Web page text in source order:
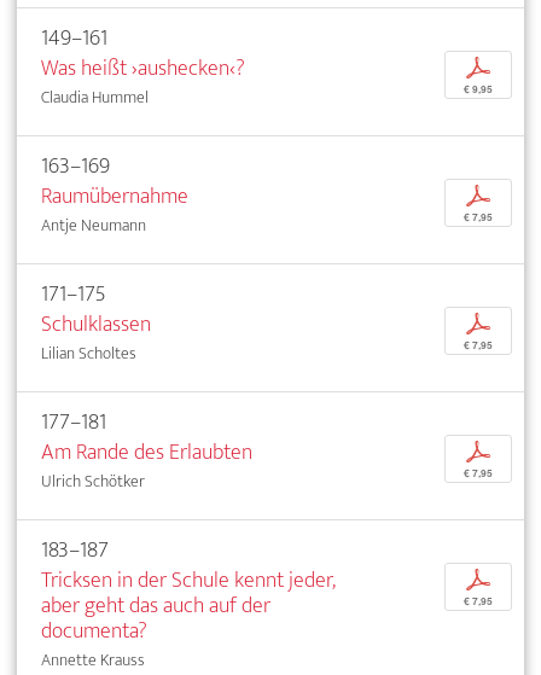
149–161
Was heißt ›aushecken‹?
Claudia Hummel
p
€ 9,95
163–169
Raumübernahme
Antje Neumann
p
€ 7,95
171–175
Schulklassen
Lilian Scholtes
p
€ 7,95
177–181
Am Rande des Erlaubten
Ulrich Schötker
p
€ 7,95
183–187
Tricksen in der Schule kennt jeder,
aber geht das auch auf der
documenta?
Annette Krauss
p
€ 7,95